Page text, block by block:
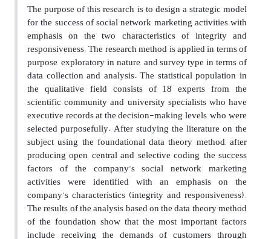
The purpose of this research is to design a strategic model
for the success of social network marketing activities with
emphasis on the two characteristics of integrity and
responsiveness. The research method is applied in terms of
purpose, exploratory in nature, and survey type in terms of
data collection and analysis. The statistical population in
the qualitative field consists of 18 experts from the
scientific community and university specialists who have
executive records at the decision-making levels, who were
selected purposefully. After studying the literature on the
subject using the foundational data theory method, after
producing open, central and selective coding, the success
factors of the company's social network marketing
activities were identified with an emphasis on the
company's characteristics (integrity and responsiveness).
The results of the analysis based on the data theory method
of the foundation show that the most important factors
include receiving the demands of customers through